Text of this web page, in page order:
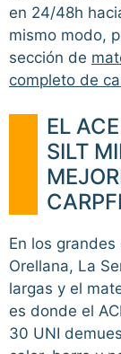
en 24/48h
mismo modo,
sección de
completo de
EL
SILT
En los
Orellana, La
largas y el
es donde el
30 UNI